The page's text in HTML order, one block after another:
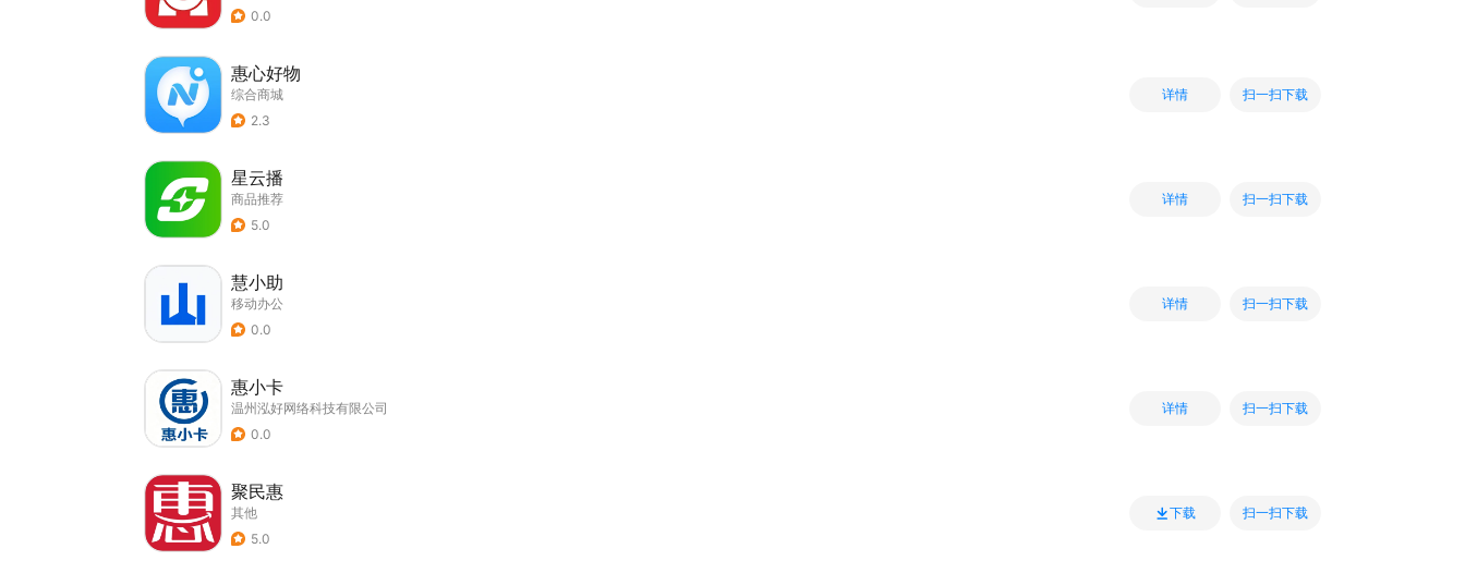
0.0
惠心好物
综合商城
2.3
详情 扫一扫下载
星云播
商品推荐
5.0
详情 扫一扫下载
慧小助
移动办公
0.0
详情 扫一扫下载
惠小卡
温州泓好网络科技有限公司
0.0
详情 扫一扫下载
聚民惠
其他
5.0
下载 扫一扫下载